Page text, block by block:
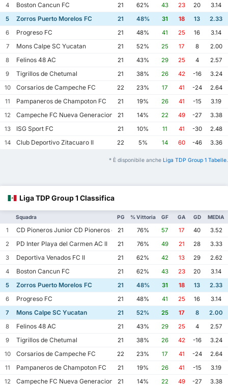
4
Boston Cancun FC 21 62% 43 23 20
3.14
5
Zorros Puerto Morelos FC 21 48% 31 18 13
2.33
6
Progreso FC 21 48% 41 25 16
3.14
7
Mons Calpe SC Yucatan 21 52% 25 17 8
2.00
8
Felinos 48 AC 21 43% 29 25 4
2.57
9
Tigrillos de Chetumal 21 38% 26 42 -16
3.24
10
Corsarios de Campeche FC 22 23% 17 41 -24
2.64
11
Pampaneros de Champoton FC 21 19% 26 41 -15
3.19
12
Campeche FC Nueva Generacion 21 14% 22 49 -27
3.38
13
ISG Sport FC 21 10% 11 41 -30
2.48
14
Club Deportivo Zitacuaro II 22 5% 14 60 -46 3.36
* È disponibile anche Liga TDP Group 1 Tabelle.
Liga TDP Group 1 Classifica
Squadra PG % Vittoria GF GA GD MEDIA
1 CD Pioneros Junior CD Pioneros de Cancun II
21 76% 57 17 40
3.52
2
PD Inter Playa del Carmen AC II 21 76% 49 21 28
3.33
3
Deportiva Venados FC II 21 62% 42 13 29
2.62
4
Boston Cancun FC 21 62% 43 23 20
3.14
5
Zorros Puerto Morelos FC 21 48% 31 18 13
2.33
6
Progreso FC 21 48% 41 25 16
3.14
7
Mons Calpe SC Yucatan 21 52% 25 17 8
2.00
8
Felinos 48 AC 21 43% 29 25 4
2.57
9
Tigrillos de Chetumal 21 38% 26 42 -16
3.24
10
Corsarios de Campeche FC 22 23% 17 41 -24
2.64
11
Pampaneros de Champoton FC 21 19% 26 41 -15
3.19
12
Campeche FC Nueva Generacion 21 14% 22 49 -27
3.38